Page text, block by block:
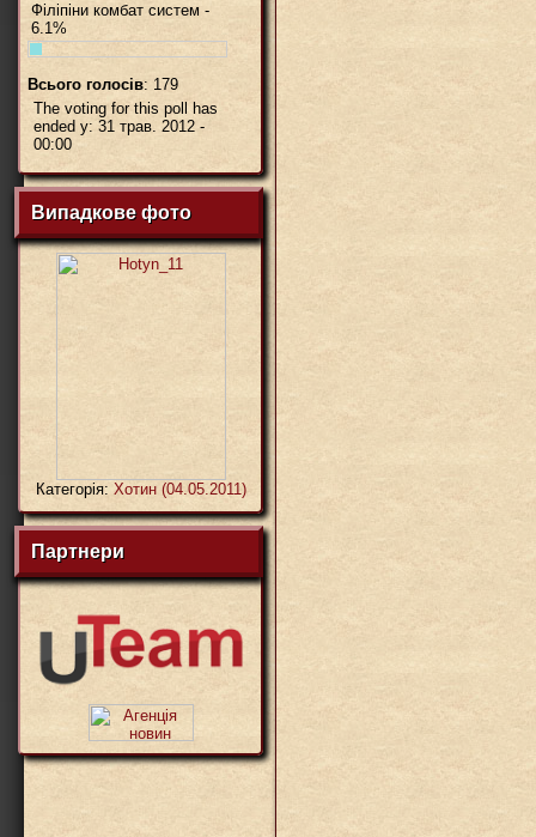
Філіпіни комбат систем -
6.1%
Всього голосів: 179
The voting for this poll has
ended у: 31 трав. 2012 -
00:00
Випадкове фото
Категорія: Хотин (04.05.2011)
Партнери